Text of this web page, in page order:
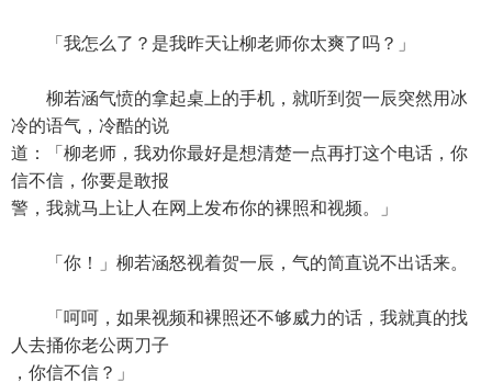
「我怎么了？是我昨天让柳老师你太爽了吗？」
柳若涵气愤的拿起桌上的手机，就听到贺一辰突然用冰
冷的语气，冷酷的说
道：「柳老师，我劝你最好是想清楚一点再打这个电话，你
信不信，你要是敢报
警，我就马上让人在网上发布你的裸照和视频。」
「你！」柳若涵怒视着贺一辰，气的简直说不出话来。
「呵呵，如果视频和裸照还不够威力的话，我就真的找
人去捅你老公两刀子
，你信不信？」